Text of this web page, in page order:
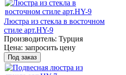
Люстра из стекла в восточном
стиле арт.HY-9
Производитель: Турция
Цена: запросить цену